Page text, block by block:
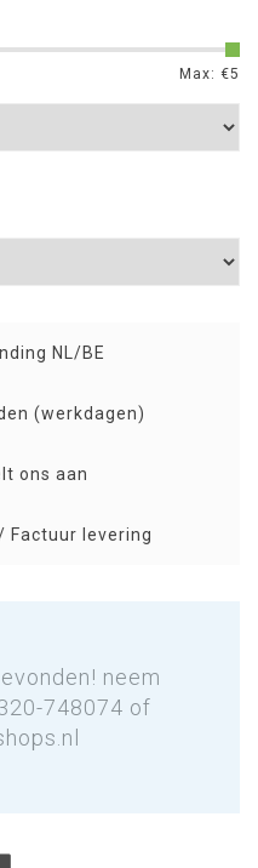
Max: €5
NL/BE
(werkdagen)
ons aan
levering
neem
748074 of